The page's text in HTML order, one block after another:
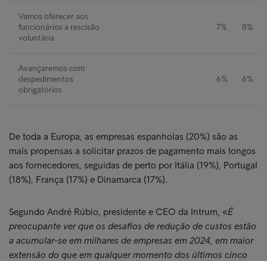
Vamos oferecer aos
funcionários a rescisão
voluntária
7% 8%
Avançaremos com
despedimentos
obrigatórios
6% 6%
De toda a Europa, as empresas espanholas (20%) são as
mais propensas a solicitar prazos de pagamento mais longos
aos fornecedores, seguidas de perto por Itália (19%), Portugal
(18%), França (17%) e Dinamarca (17%).
Segundo André Rúbio, presidente e CEO da Intrum, «É
preocupante ver que os desafios de redução de custos estão
a acumular-se em milhares de empresas em 2024, em maior
extensão do que em qualquer momento dos últimos cinco